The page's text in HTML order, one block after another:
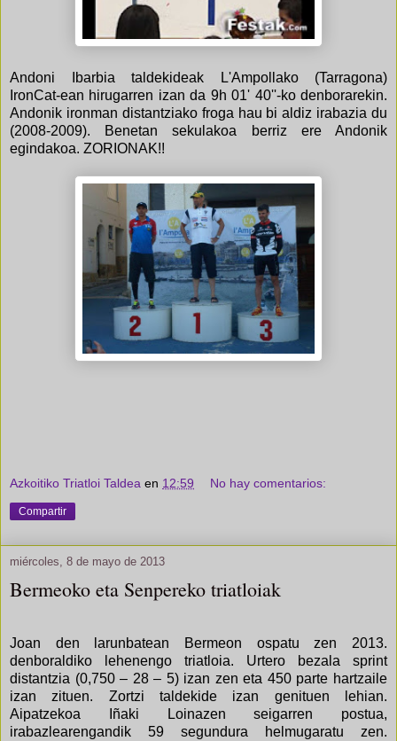
Andoni Ibarbia taldekideak L'Ampollako (Tarragona)
IronCat-ean hirugarren izan da 9h 01' 40''-ko denborarekin.
Andonik ironman distantziako froga hau bi aldiz irabazia du
(2008-2009). Benetan sekulakoa berriz ere Andonik
egindakoa. ZORIONAK!!
Azkoitiko Triatloi Taldea en 12:59 No hay comentarios:
Compartir
miércoles, 8 de mayo de 2013
Bermeoko eta Senpereko triatloiak
Joan den larunbatean Bermeon ospatu zen 2013.
denboraldiko lehenengo triatloia. Urtero bezala sprint
distantzia (0,750 – 28 – 5) izan zen eta 450 parte hartzaile
izan zituen. Zortzi taldekide izan genituen lehian.
Aipatzekoa Iñaki Loinazen seigarren postua,
irabazlearengandik 59 segundura helmugaratu zen.